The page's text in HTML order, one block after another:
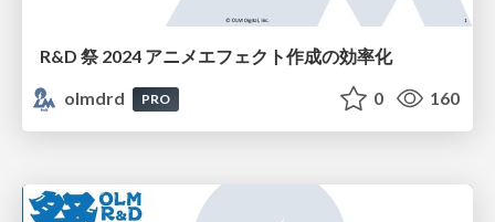
R&D 祭 2024 アニメエフェクト作成の効率化
olmdrd
PRO 0 160